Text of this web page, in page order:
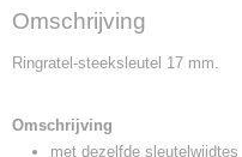
Productcode
2297159
EAN code
Productcode leverancier
Omschrijving
Ringratel-steeksleutel 17 mm.
Omschrijving
met dezelfde sleutelwijdtes